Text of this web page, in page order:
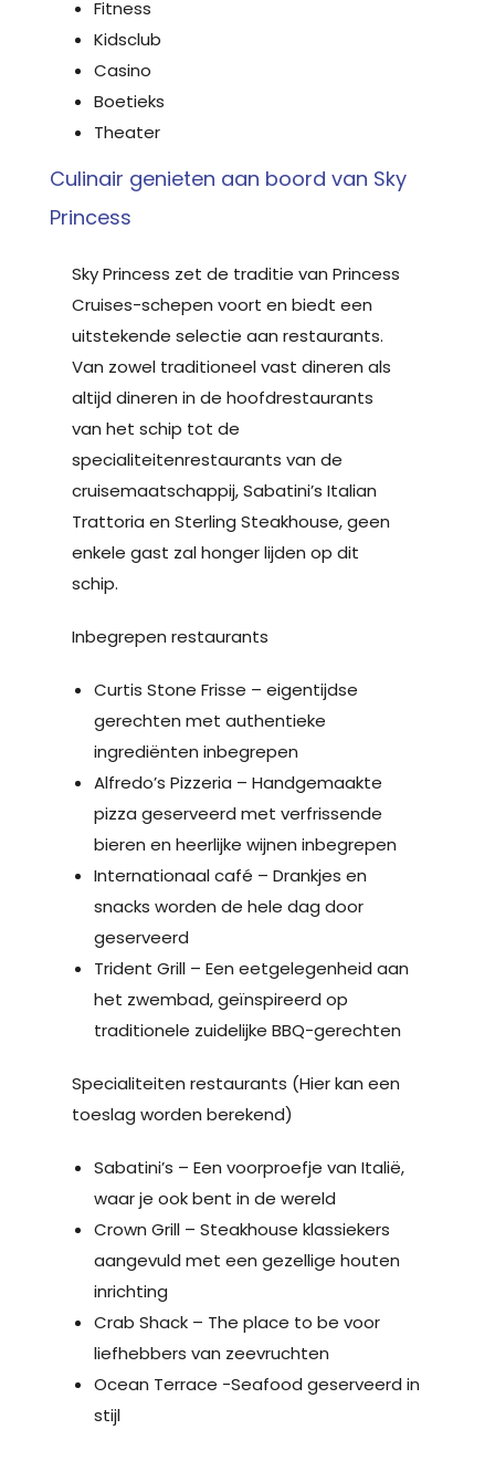
Fitness
Kidsclub
Casino
Boetieks
Theater
Culinair genieten aan boord van Sky
Princess
Sky Princess zet de traditie van Princess
Cruises-schepen voort en biedt een
uitstekende selectie aan restaurants.
Van zowel traditioneel vast dineren als
altijd dineren in de hoofdrestaurants
van het schip tot de
specialiteitenrestaurants van de
cruisemaatschappij, Sabatini’s Italian
Trattoria en Sterling Steakhouse, geen
enkele gast zal honger lijden op dit
schip.
Inbegrepen restaurants
Curtis Stone Frisse – eigentijdse
gerechten met authentieke
ingrediënten inbegrepen
Alfredo’s Pizzeria – Handgemaakte
pizza geserveerd met verfrissende
bieren en heerlijke wijnen inbegrepen
Internationaal café – Drankjes en
snacks worden de hele dag door
geserveerd
Trident Grill – Een eetgelegenheid aan
het zwembad, geïnspireerd op
traditionele zuidelijke BBQ-gerechten
Specialiteiten restaurants (Hier kan een
toeslag worden berekend)
Sabatini’s – Een voorproefje van Italië,
waar je ook bent in de wereld
Crown Grill – Steakhouse klassiekers
aangevuld met een gezellige houten
inrichting
Crab Shack – The place to be voor
liefhebbers van zeevruchten
Ocean Terrace -Seafood geserveerd in
stijl